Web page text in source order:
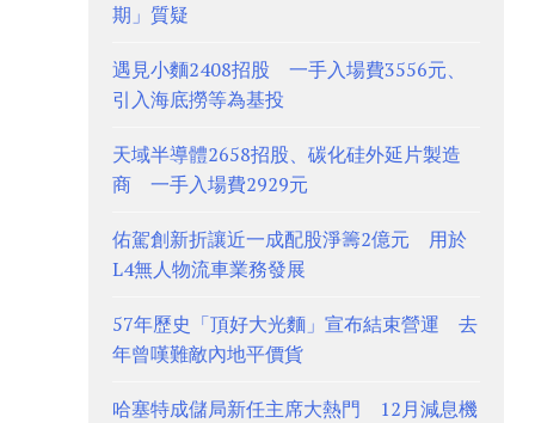
期」質疑
遇見小麵2408招股 一手入場費3556元、
引入海底撈等為基投
天域半導體2658招股、碳化硅外延片製造
商 一手入場費2929元
佑駕創新折讓近一成配股淨籌2億元 用於
L4無人物流車業務發展
57年歷史「頂好大光麵」宣布結束營運 去
年曾嘆難敵內地平價貨
哈塞特成儲局新任主席大熱門 12月減息機